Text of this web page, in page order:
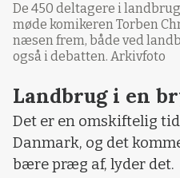
De 450 deltagere i
møde komikeren Torben
næsen frem, både ved
også i debatten. Arkivfoto
Landbrug i en
Det er en omskiftelig
Danmark, og det
bære præg af, lyder det.